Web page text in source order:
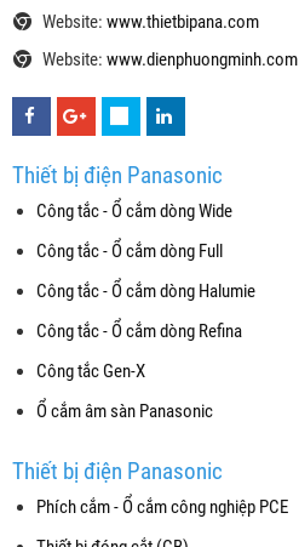
Website: www.thietbipana.com
Website: www.dienphuongminh.com
Thiết bị điện Panasonic
Công tắc - Ổ cắm dòng Wide
Công tắc - Ổ cắm dòng Full
Công tắc - Ổ cắm dòng Halumie
Công tắc - Ổ cắm dòng Refina
Công tắc Gen-X
Ổ cắm âm sàn Panasonic
Thiết bị điện Panasonic
Phích cắm - Ổ cắm công nghiệp PCE